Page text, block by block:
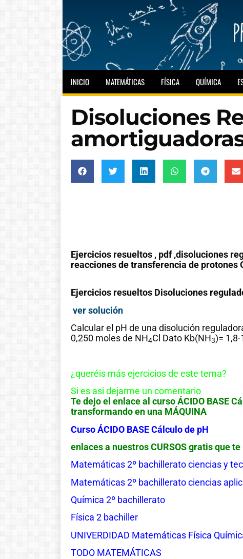
INICIO MATEMÁTICAS FÍSICA QUÍMICA
Disoluciones
Ejercicios resueltos , pdf ,disoluciones
reacciones de transferencia de protones
Ejercicios resueltos Disoluciones
ver solución
Calcular el pH de una disolución
0,250 moles de NH4Cl Dato Kb(NH3)=
¿queréis más ejercicios de este tema?
Si es asi dejarme un comentario
Te dejo el enlace al curso ÁCIDO BASE
transformando en una MÁQUINA
Curso ÁCIDO BASE Cálculo de pH
enlaces a nuestros CURSOS gratis que
Matemáticas 2º bachillerato ciencias y
Matemáticas 2º bachillerato ciencias
Química 2º bachillerato
Física 2 bachiller
UNIVERDIDAD Matemáticas Física
TODO MATEMÁTICAS